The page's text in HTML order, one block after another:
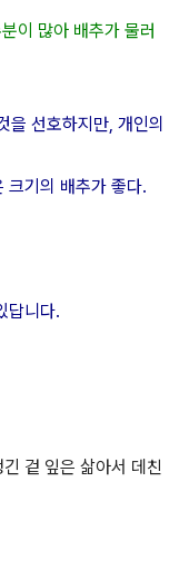
이 많아 배추가 물러
을 선호하지만, 개인의
크기의 배추가 좋다.
답니다.
겉 잎은 삶아서 데친